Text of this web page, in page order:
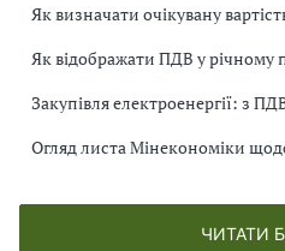
Як визначати очікувану
Як відображати ПДВ у річному
Закупівля електроенергії: з
Огляд листа Мінекономіки
ЧИТАТИ